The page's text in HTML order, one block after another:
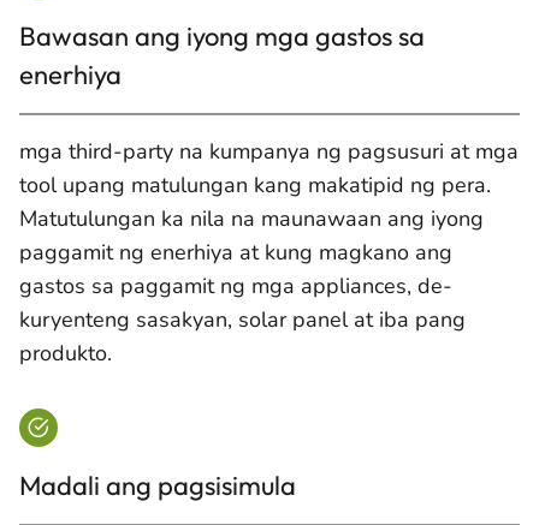
Bawasan ang iyong mga gastos sa
enerhiya
mga third-party na kumpanya ng pagsusuri at mga
tool upang matulungan kang makatipid ng pera.
Matutulungan ka nila na maunawaan ang iyong
paggamit ng enerhiya at kung magkano ang
gastos sa paggamit ng mga appliances, de-
kuryenteng sasakyan, solar panel at iba pang
produkto.
Madali ang pagsisimula